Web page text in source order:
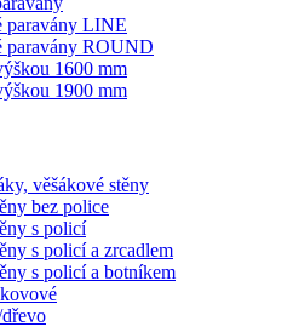
paravány LINE
paravány ROUND
1600 mm
1900 mm
věšákové stěny
bez police
s policí
s policí a zrcadlem
s policí a botníkem